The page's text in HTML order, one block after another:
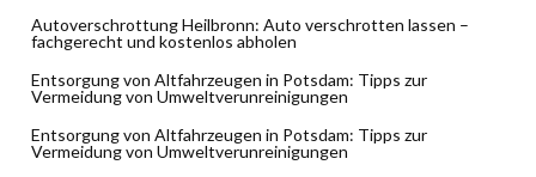
Autoverschrottung Heilbronn: Auto verschrotten lassen –
fachgerecht und kostenlos abholen
Entsorgung von Altfahrzeugen in Potsdam: Tipps zur
Vermeidung von Umweltverunreinigungen
Entsorgung von Altfahrzeugen in Potsdam: Tipps zur
Vermeidung von Umweltverunreinigungen